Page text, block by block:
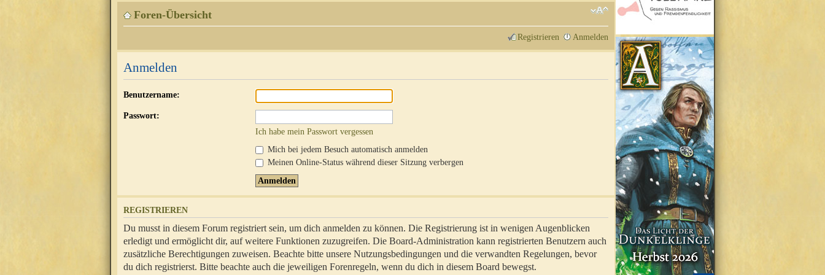
Foren-Übersicht
Registrieren Anmelden
Anmelden
Benutzername:
Passwort:
Ich habe mein Passwort vergessen
Mich bei jedem Besuch automatisch anmelden
Meinen Online-Status während dieser Sitzung verbergen
REGISTRIEREN
Du musst in diesem Forum registriert sein, um dich anmelden zu können. Die Registrierung ist in wenigen Augenblicken
erledigt und ermöglicht dir, auf weitere Funktionen zuzugreifen. Die Board-Administration kann registrierten Benutzern auch
zusätzliche Berechtigungen zuweisen. Beachte bitte unsere Nutzungsbedingungen und die verwandten Regelungen, bevor
du dich registrierst. Bitte beachte auch die jeweiligen Forenregeln, wenn du dich in diesem Board bewegst.